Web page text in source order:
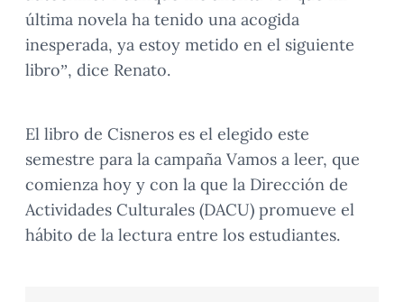
última novela ha tenido una acogida
inesperada, ya estoy metido en el siguiente
libro”, dice Renato.
El libro de Cisneros es el elegido este
semestre para la campaña Vamos a leer, que
comienza hoy y con la que la Dirección de
Actividades Culturales (DACU) promueve el
hábito de la lectura entre los estudiantes.